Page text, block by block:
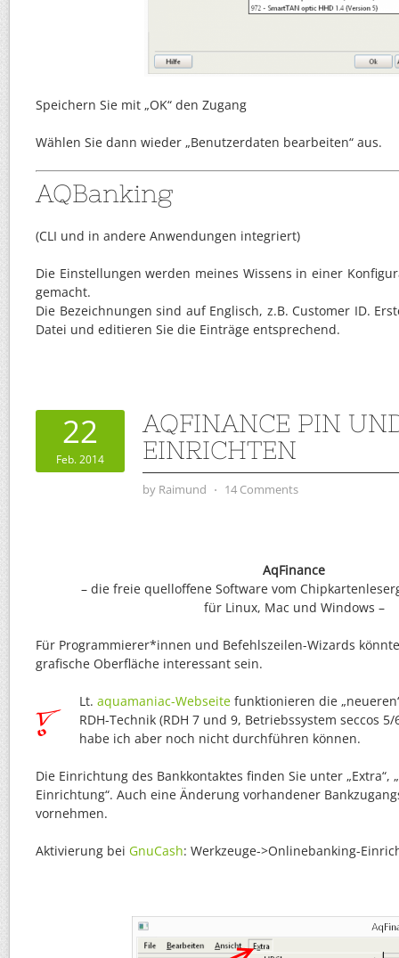
Speichern Sie mit „OK“ den Zugang
Wählen Sie dann wieder „Benutzerdaten bearbeiten“ aus.
AQBanking
(CLI und in andere Anwendungen integriert)
Die Einstellungen werden meines Wissens in einer
gemacht.
Die Bezeichnungen sind auf Englisch, z.B. Customer ID.
Datei und editieren Sie die Einträge entsprechend.
22
Feb. 2014
AQFINANCE PIN
EINRICHTEN
by Raimund ⋅ 14 Comments
AqFinance
– die freie quelloffene Software vom
für Linux, Mac und Windows –
Für Programmierer*innen und Befehlszeilen-Wizards
grafische Oberfläche interessant sein.
Lt. aquamaniac-Webseite funktionieren die
RDH-Technik (RDH 7 und 9, Betriebssystem seccos
habe ich aber noch nicht durchführen können.
Die Einrichtung des Bankkontaktes finden Sie unter „Extra“,
Einrichtung“. Auch eine Änderung vorhandener
vornehmen.
Aktivierung bei GnuCash: Werkzeuge->Onlinebanking-